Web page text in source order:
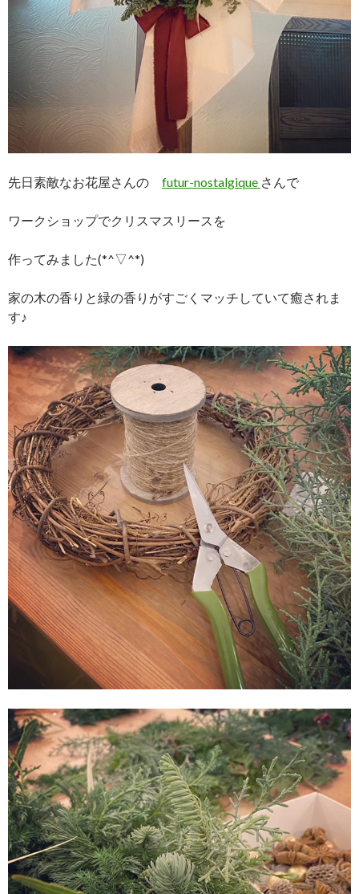
先日素敵なお花屋さんの futur-nostalgique さんで
ワークショップでクリスマスリースを
作ってみました(*^▽^*)
家の木の香りと緑の香りがすごくマッチしていて癒されま
す♪